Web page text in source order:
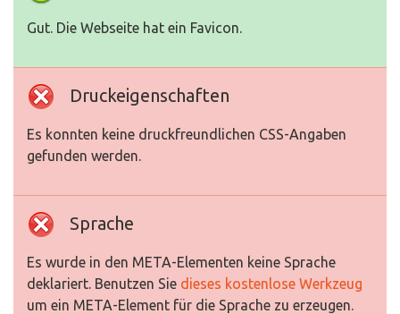
Gut. Die Webseite hat ein Favicon.
Druckeigenschaften
Es konnten keine druckfreundlichen CSS-Angaben
gefunden werden.
Sprache
Es wurde in den META-Elementen keine Sprache
deklariert. Benutzen Sie dieses kostenlose Werkzeug
um ein META-Element für die Sprache zu erzeugen.